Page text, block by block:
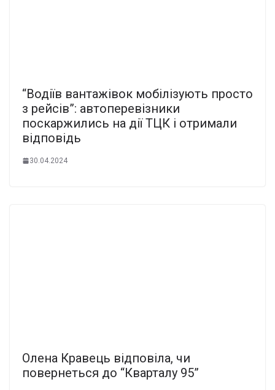
“Водіїв вантажівок мобілізують просто
з рейсів”: автоперевізники
поскаржились на дії ТЦК і отримали
відповідь
30.04.2024
Олена Кравець відповіла, чи
повернеться до “Кварталу 95”